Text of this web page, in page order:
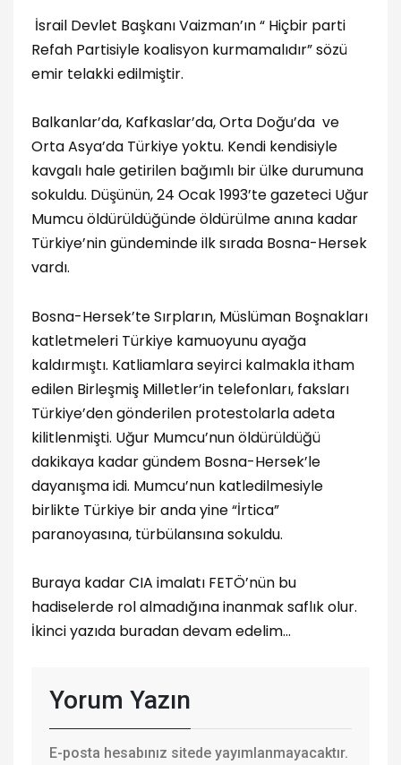
İsrail Devlet Başkanı Vaizman’ın “ Hiçbir parti
Refah Partisiyle koalisyon kurmamalıdır” sözü
emir telakki edilmiştir.
Balkanlar’da, Kafkaslar’da, Orta Doğu’da ve
Orta Asya’da Türkiye yoktu. Kendi kendisiyle
kavgalı hale getirilen bağımlı bir ülke durumuna
sokuldu. Düşünün, 24 Ocak 1993’te gazeteci Uğur
Mumcu öldürüldüğünde öldürülme anına kadar
Türkiye’nin gündeminde ilk sırada Bosna-Hersek
vardı.
Bosna-Hersek’te Sırpların, Müslüman Boşnakları
katletmeleri Türkiye kamuoyunu ayağa
kaldırmıştı. Katliamlara seyirci kalmakla itham
edilen Birleşmiş Milletler’in telefonları, faksları
Türkiye’den gönderilen protestolarla adeta
kilitlenmişti. Uğur Mumcu’nun öldürüldüğü
dakikaya kadar gündem Bosna-Hersek’le
dayanışma idi. Mumcu’nun katledilmesiyle
birlikte Türkiye bir anda yine “İrtica”
paranoyasına, türbülansına sokuldu.
Buraya kadar CIA imalatı FETÖ’nün bu
hadiselerde rol almadığına inanmak saflık olur.
İkinci yazıda buradan devam edelim…
Yorum Yazın
E-posta hesabınız sitede yayımlanmayacaktır.